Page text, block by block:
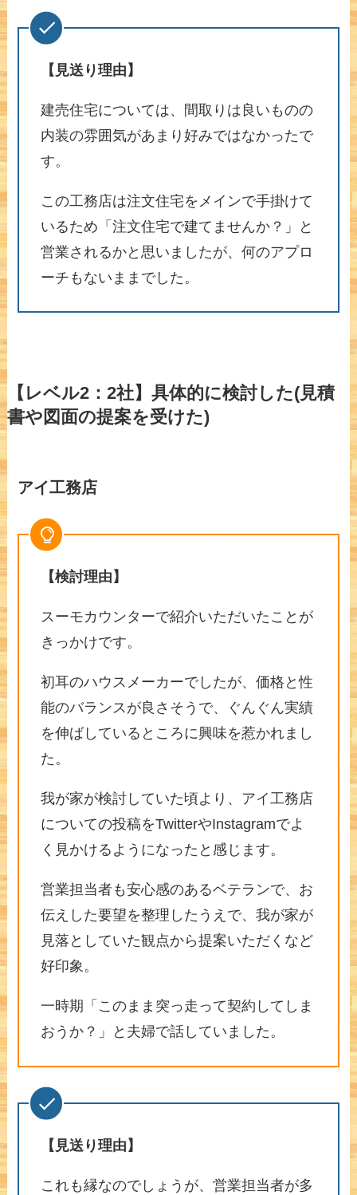
【見送り理由】
建売住宅については、間取りは良いものの
内装の雰囲気があまり好みではなかったで
す。
この工務店は注文住宅をメインで手掛けて
いるため「注文住宅で建てませんか？」と
営業されるかと思いましたが、何のアプロ
ーチもないままでした。
【レベル2：2社】具体的に検討した(見積
書や図面の提案を受けた)
アイ工務店
【検討理由】
スーモカウンターで紹介いただいたことが
きっかけです。
初耳のハウスメーカーでしたが、価格と性
能のバランスが良さそうで、ぐんぐん実績
を伸ばしているところに興味を惹かれまし
た。
我が家が検討していた頃より、アイ工務店
についての投稿をTwitterやInstagramでよ
く見かけるようになったと感じます。
営業担当者も安心感のあるベテランで、お
伝えした要望を整理したうえで、我が家が
見落としていた観点から提案いただくなど
好印象。
一時期「このまま突っ走って契約してしま
おうか？」と夫婦で話していました。
【見送り理由】
これも縁なのでしょうが、営業担当者が多